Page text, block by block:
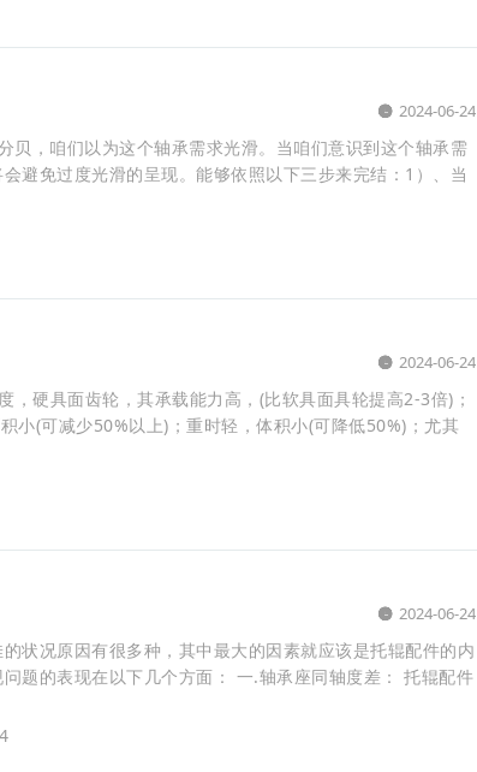
2024-06-24
贝，咱们以为这个轴承需求光滑。当咱们意识到这个轴承需
避免过度光滑的呈现。能够依照以下三步来完结：1）、当
2024-06-24
，硬具面齿轮，其承载能力高，(比软具面具轮提高2-3倍)；
小(可减少50%以上)；重时轻，体积小(可降低50%)；尤其
2024-06-24
状况原因有很多种，其中最大的因素就应该是托辊配件的内
题的表现在以下几个方面： 一.轴承座同轴度差： 托辊配件